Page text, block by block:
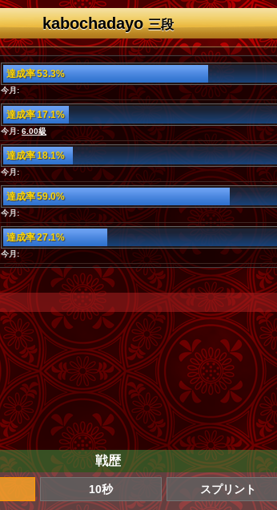
kabochadayo三段
達成率 53.3%
今月:
達成率 17.1%
今月: 6.00級
達成率 18.1%
今月:
達成率 59.0%
今月:
達成率 27.1%
今月:
戦歴
10秒 スプリント